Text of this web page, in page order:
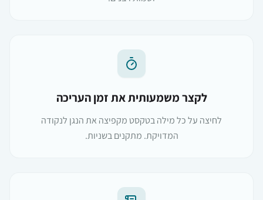
לקצר משמעותית את זמן העריכה
לחיצה על כל מילה בטקסט מקפיצה את הנגן לנקודה
המדויקת. מתקנים בשניות.